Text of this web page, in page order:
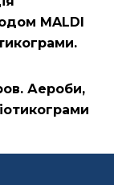
MALDI
Аероби,